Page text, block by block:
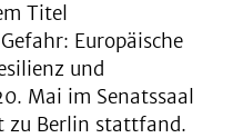
Titel
Europäische
und
Mai im Senatssaal
zu Berlin stattfand.